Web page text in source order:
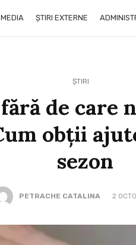
MEDIA ȘTIRI EXTERNE
ȘTIRI
de care
obţii
sezon
PETRACHE CATALINA 2